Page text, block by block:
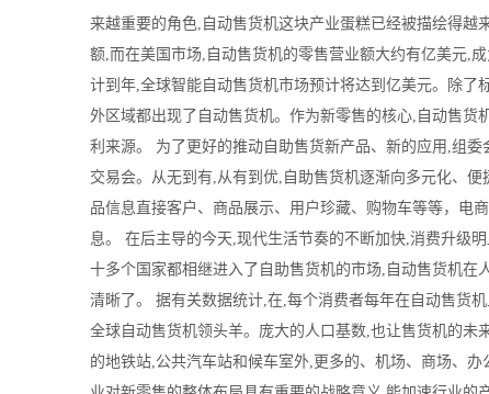
来越重要的角色,自动售货机这块产业蛋糕已经被描绘得
额,而在美国市场,自动售货机的零售营业额大约有亿美元,
计到年,全球智能自动售货机市场预计将达到亿美元。除
外区域都出现了自动售货机。作为新零售的核心,自动售
利来源。 为了更好的推动自助售货新产品、新的应用,组
交易会。从无到有,从有到优,自助售货机逐渐向多元化、
品信息直接客户、商品展示、用户珍藏、购物车等等，电
息。 在后主导的今天,现代生活节奏的不断加快,消费升级
十多个国家都相继进入了自助售货机的市场,自动售货机
清晰了。 据有关数据统计,在,每个消费者每年在自动售货
全球自动售货机领头羊。庞大的人口基数,也让售货机的
的地铁站,公共汽车站和候车室外,更多的、机场、商场、